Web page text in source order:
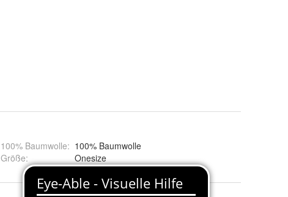
100% Baumwolle: 100% Baumwolle
Größe: Onesize